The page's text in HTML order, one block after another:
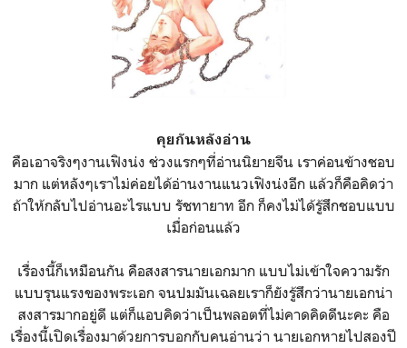
คุยกันหลังอ่าน
คือเอาจริงๆงานเฟิงน่ง ช่วงแรกๆที่อ่านนิยายจีน เราค่อนข้างชอบ
มาก แต่หลังๆเราไม่ค่อยได้อ่านงานแนวเฟิงน่งอีก แล้วก็คือคิดว่า
ถ้าให้กลับไปอ่านอะไรแบบ รัชทายาท อีก ก็คงไม่ได้รู้สึกชอบแบบ
เมื่อก่อนแล้ว
เรื่องนี้ก็เหมือนกัน คือสงสารนายเอกมาก แบบไม่เข้าใจความรัก
แบบรุนแรงของพระเอก จนปมมันเฉลยเราก็ยังรู้สึกว่านายเอกน่า
สงสารมากอยู่ดี แต่ก็แอบคิดว่าเป็นพลอตที่ไม่คาดคิดดีนะคะ คือ
เรื่องนี้เปิดเรื่องมาด้วยการบอกกับคนอ่านว่า นายเอกหายไปสองปี